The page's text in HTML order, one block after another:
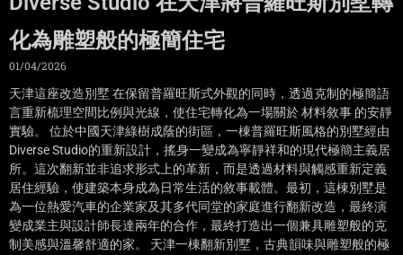
化為雕塑般的極簡住宅
01/04/2026
天津這座改造別墅 在保留普羅旺斯式外觀的同時，透過克制的極簡語
言重新梳理空間比例與光線，使住宅轉化為一場關於 材料敘事 的安靜
實驗。 位於中國天津綠樹成蔭的街區，一棟普羅旺斯風格的別墅經由
Diverse Studio的重新設計，搖身一變成為寧靜祥和的現代極簡主義居
所。這次翻新並非追求形式上的革新，而是透過材料與觸感重新定義
居住經驗，使建築本身成為日常生活的敘事載體。最初，這棟別墅是
為一位熱愛汽車的企業家及其多代同堂的家庭進行翻新改造，最終演
變成業主與設計師長達兩年的合作，最終打造出一個兼具雕塑般的克
制美感與溫馨舒適的家。 天津一棟翻新別墅，古典韻味與雕塑般的極